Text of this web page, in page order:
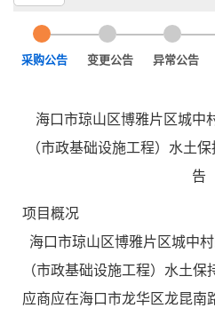
采购公告 变更公告 异常公告
海口市琼山区博雅片区城中
（市政基础设施工程）水土
告
项目概况
海口市琼山区博雅片区城中
（市政基础设施工程）水土
应商应在海口市龙华区龙昆南